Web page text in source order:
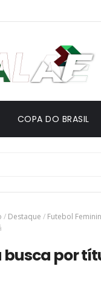
COPA DO BRASIL
/ Destaque / Futebol
busca por